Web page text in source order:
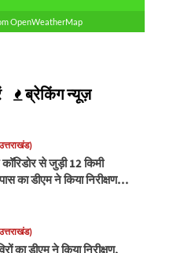
OpenWeatherMap
ब्रेकिंग न्यूज़
से जुड़ी 12 किमी
का डीएम ने किया निरीक्षण…